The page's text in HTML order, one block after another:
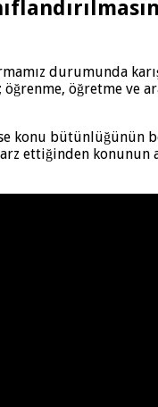
durumunda
öğretme ve
konu bütünlüğünün
ettiğinden konunun